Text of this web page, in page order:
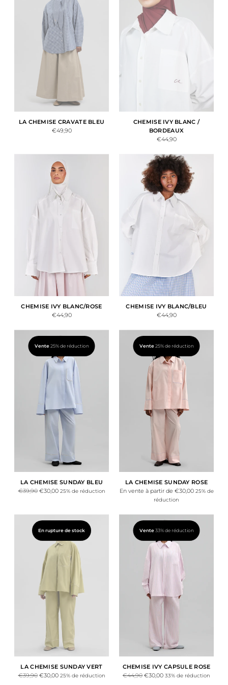
LA CHEMISE CRAVATE BLEU
€49,90
CHEMISE IVY BLANC /
BORDEAUX
€44,90
CHEMISE IVY BLANC/ROSE
€44,90
CHEMISE IVY BLANC/BLEU
€44,90
LA CHEMISE SUNDAY BLEU
Prix
€39,90 €30,00 25% de réduction
Vente25% de réduction
LA CHEMISE SUNDAY ROSE
Prix
En vente à partir de €30,00 25% de
réduction
Vente25% de réduction
LA CHEMISE SUNDAY VERT
Prix
€39,90 €30,00 25% de réduction
En rupture de stock
CHEMISE IVY CAPSULE ROSE
Prix
€44,90 €30,00 33% de réduction
Vente33% de réduction